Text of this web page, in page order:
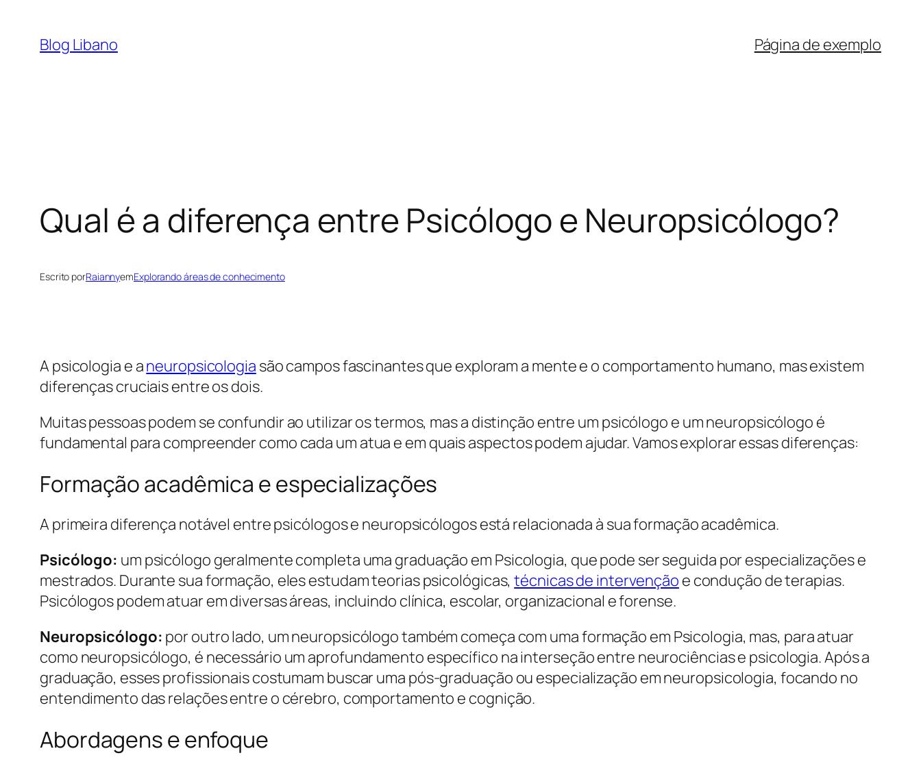
Blog Libano Página de exemplo
Qual é a diferença entre Psicólogo e Neuropsicólogo?
Escrito porRaiannyemExplorando áreas de conhecimento
A psicologia e aneuropsicologia são campos fascinantes que exploram a mente e o comportamento humano, mas existem
diferenças cruciais entre os dois.
Muitas pessoas podem se confundir ao utilizar os termos, mas a distinção entre um psicólogo e um neuropsicólogo é
fundamental para compreender como cada um atua e em quais aspectos podem ajudar. Vamos explorar essas diferenças:
Formação acadêmica e especializações
A primeira diferença notável entre psicólogos e neuropsicólogos está relacionada à sua formação acadêmica.
Psicólogo: um psicólogo geralmente completa uma graduação em Psicologia, que pode ser seguida por especializações e
mestrados. Durante sua formação, eles estudam teorias psicológicas,técnicas de intervenção e condução de terapias.
Psicólogos podem atuar em diversas áreas, incluindo clínica, escolar, organizacional e forense.
Neuropsicólogo: por outro lado, um neuropsicólogo também começa com uma formação em Psicologia, mas, para atuar
como neuropsicólogo, é necessário um aprofundamento específico na interseção entre neurociências e psicologia. Após a
graduação, esses profissionais costumam buscar uma pós-graduação ou especialização em neuropsicologia, focando no
entendimento das relações entre o cérebro, comportamento e cognição.
Abordagens e enfoque